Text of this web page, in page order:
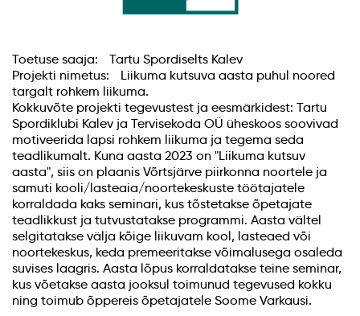
Toetuse saaja: Tartu Spordiselts Kalev
Projekti nimetus: Liikuma kutsuva aasta puhul noored
targalt rohkem liikuma.
Kokkuvõte projekti tegevustest ja eesmärkidest: Tartu
Spordiklubi Kalev ja Tervisekoda OÜ üheskoos soovivad
motiveerida lapsi rohkem liikuma ja tegema seda
teadlikumalt. Kuna aasta 2023 on "Liikuma kutsuv
aasta", siis on plaanis Võrtsjärve piirkonna noortele ja
samuti kooli/lasteaia/noortekeskuste töötajatele
korraldada kaks seminari, kus tõstetakse õpetajate
teadlikkust ja tutvustatakse programmi. Aasta vältel
selgitatakse välja kõige liikuvam kool, lasteaed või
noortekeskus, keda premeeritakse võimalusega osaleda
suvises laagris. Aasta lõpus korraldatakse teine seminar,
kus võetakse aasta jooksul toimunud tegevused kokku
ning toimub õppereis õpetajatele Soome Varkausi.